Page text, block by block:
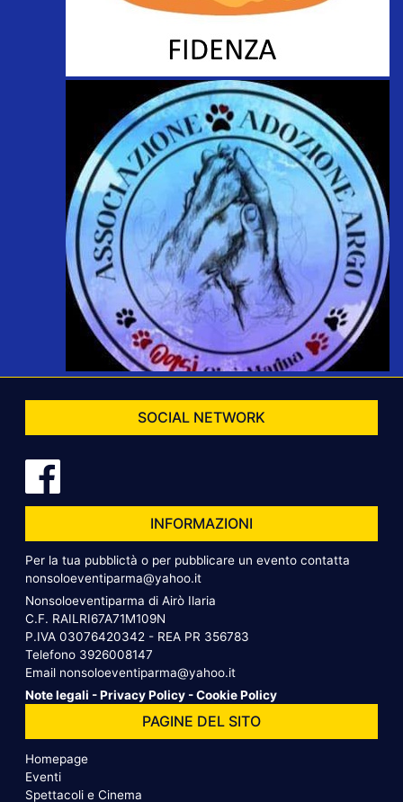
SOCIAL NETWORK
INFORMAZIONI
Per la tua pubblictà o per pubblicare un evento contatta
nonsoloeventiparma@yahoo.it
Nonsoloeventiparma di Airò Ilaria
C.F. RAILRI67A71M109N
P.IVA 03076420342 - REA PR 356783
Telefono 3926008147
Email nonsoloeventiparma@yahoo.it
Note legali -Privacy Policy -Cookie Policy
PAGINE DEL SITO
Homepage
Eventi
Spettacoli e Cinema